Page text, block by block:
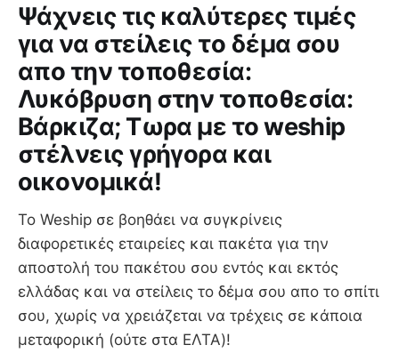
Ψάχνεις τις καλύτερες τιμές
για να στείλεις το δέμα σου
απο την τοποθεσία:
Λυκόβρυση στην τοποθεσία:
Βάρκιζα; Τωρα με το weship
στέλνεις γρήγορα και
οικονομικά!
Το Weship σε βοηθάει να συγκρίνεις
διαφορετικές εταιρείες και πακέτα για την
αποστολή του πακέτου σου εντός και εκτός
ελλάδας και να στείλεις το δέμα σου απο το σπίτι
σου, χωρίς να χρειάζεται να τρέχεις σε κάποια
μεταφορική (ούτε στα ΕΛΤΑ)!